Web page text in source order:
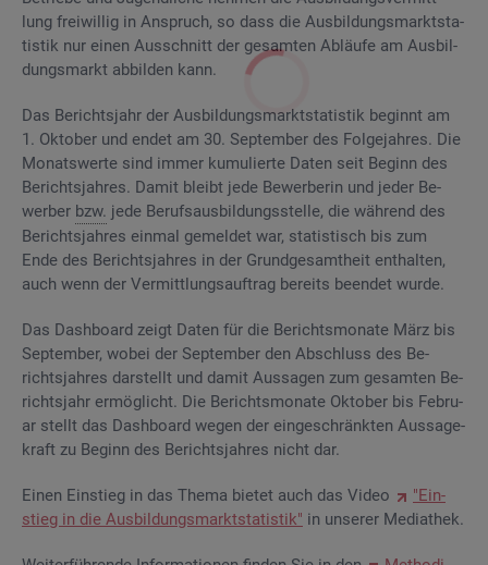
lung frei­wil­lig in An­spruch, so dass die Aus­bil­dungs­markt­sta­
tis­tik nur einen Aus­schnitt der ge­sam­ten Ab­läu­fe am Aus­bil­
dungs­markt ab­bil­den kann.
Das Be­richts­jahr der Aus­bil­dungs­markt­sta­tis­tik be­ginnt am
1. Ok­to­ber und endet am 30. Sep­tem­ber des Fol­ge­jah­res. Die
Mo­nats­wer­te sind immer ku­mu­lier­te Daten seit Be­ginn des
Be­richts­jah­res. Damit bleibt jede Be­wer­be­rin und jeder Be­
wer­ber bzw. jede Be­rufs­aus­bil­dungs­stel­le, die wäh­rend des
Be­richts­jah­res ein­mal ge­mel­det war, sta­tis­tisch bis zum
Ende des Be­richts­jah­res in der Grund­ge­samt­heit ent­hal­ten,
auch wenn der Ver­mitt­lungs­auf­trag be­reits be­en­det wurde.
Das Da­sh­board zeigt Daten für die Be­richts­mo­na­te März bis
Sep­tem­ber, wobei der Sep­tem­ber den Ab­schluss des Be­
richts­jah­res dar­stellt und damit Aus­sa­gen zum ge­sam­ten Be­
richts­jahr er­mög­licht. Die Be­richts­mo­na­te Ok­to­ber bis Fe­bru­
ar stellt das Da­sh­board wegen der ein­ge­schränk­ten Aus­sa­ge­
kraft zu Be­ginn des Be­richts­jah­res nicht dar.
Einen Ein­stieg in das Thema bie­tet auch das Video
"Ein­
stieg in die Aus­bil­dungs­markt­sta­tis­tik" in un­se­rer Me­dia­thek.